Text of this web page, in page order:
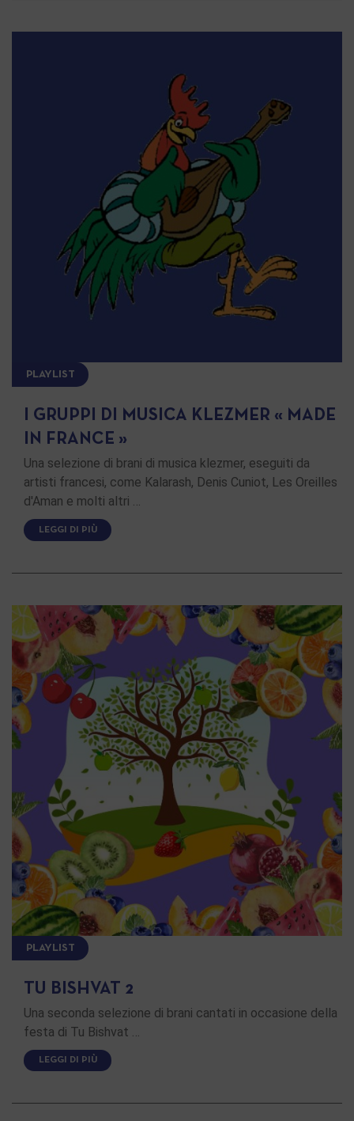
PLAYLIST
I GRUPPI DI MUSICA KLEZMER « MADE
IN FRANCE »
Una selezione di brani di musica klezmer, eseguiti da
artisti francesi, come Kalarash, Denis Cuniot, Les Oreilles
d'Aman e molti altri …
LEGGI DI PIÙ
PLAYLIST
TU BISHVAT 2
Una seconda selezione di brani cantati in occasione della
festa di Tu Bishvat …
LEGGI DI PIÙ